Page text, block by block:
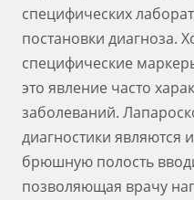
специфических
постановки диагноза.
специфические
это явление часто
заболеваний.
диагностики являются
брюшную полость
позволяющая врачу